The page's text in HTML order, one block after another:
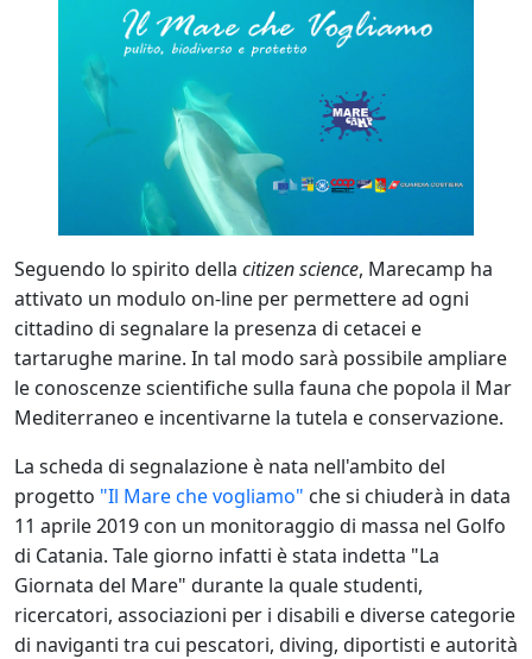
Seguendo lo spirito della citizen science, Marecamp ha
attivato un modulo on-line per permettere ad ogni
cittadino di segnalare la presenza di cetacei e
tartarughe marine. In tal modo sarà possibile ampliare
le conoscenze scientifiche sulla fauna che popola il Mar
Mediterraneo e incentivarne la tutela e conservazione.
La scheda di segnalazione è nata nell'ambito del
progetto "Il Mare che vogliamo" che si chiuderà in data
11 aprile 2019 con un monitoraggio di massa nel Golfo
di Catania. Tale giorno infatti è stata indetta "La
Giornata del Mare" durante la quale studenti,
ricercatori, associazioni per i disabili e diverse categorie
di naviganti tra cui pescatori, diving, diportisti e autorità